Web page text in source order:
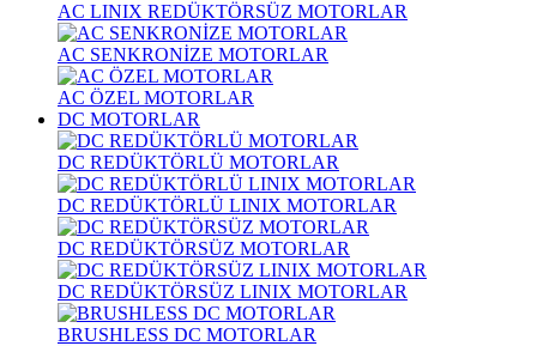
AC LINIX REDÜKTÖRSÜZ MOTORLAR
AC SENKRONİZE MOTORLAR
AC ÖZEL MOTORLAR
DC MOTORLAR
DC REDÜKTÖRLÜ MOTORLAR
DC REDÜKTÖRLÜ LINIX MOTORLAR
DC REDÜKTÖRSÜZ MOTORLAR
DC REDÜKTÖRSÜZ LINIX MOTORLAR
BRUSHLESS DC MOTORLAR